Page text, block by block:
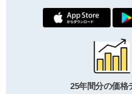
25年間分の価格